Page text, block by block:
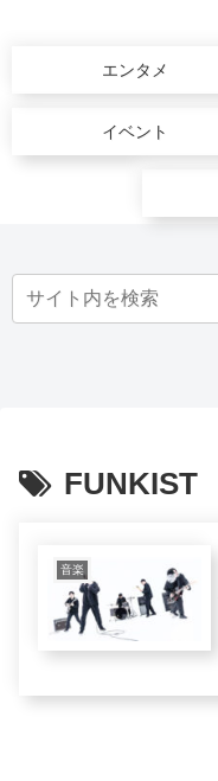
エンタメ
イベント
FUNKIST
音楽